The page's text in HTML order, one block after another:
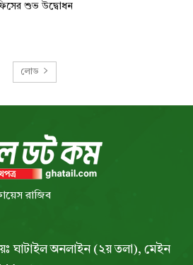
শুভ উদ্বোধন
লোড
রাজিব
ঘাটাইল অনলাইন (২য় তলা), মেইন